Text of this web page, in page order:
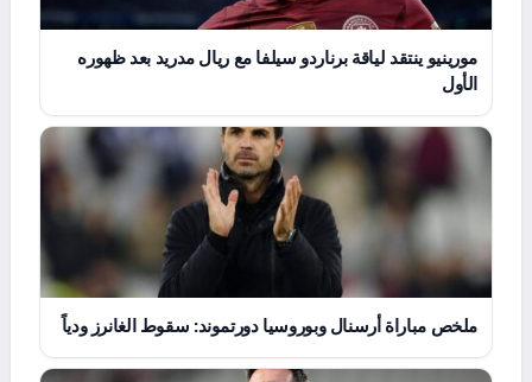
مورينيو ينتقد لياقة برناردو سيلفا مع ريال مدريد بعد ظهوره
الأول
ملخص مباراة أرسنال وبوروسيا دورتموند: سقوط الغانرز ودياً